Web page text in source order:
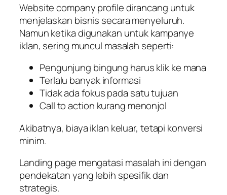
Website company profile dirancang untuk
menjelaskan bisnis secara menyeluruh.
Namun ketika digunakan untuk kampanye
iklan, sering muncul masalah seperti:
Pengunjung bingung harus klik ke mana
Terlalu banyak informasi
Tidak ada fokus pada satu tujuan
Call to action kurang menonjol
Akibatnya, biaya iklan keluar, tetapi konversi
minim.
Landing page mengatasi masalah ini dengan
pendekatan yang lebih spesifik dan
strategis.